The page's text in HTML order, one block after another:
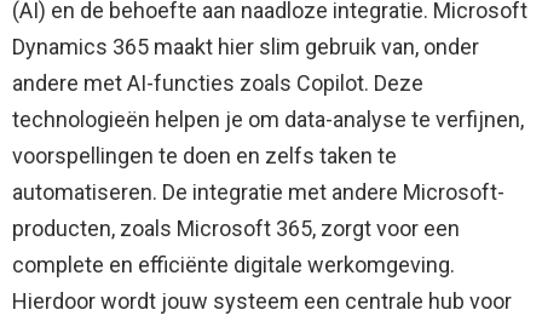
(AI) en de behoefte aan naadloze integratie. Microsoft
Dynamics 365 maakt hier slim gebruik van, onder
andere met AI-functies zoals Copilot. Deze
technologieën helpen je om data-analyse te verfijnen,
voorspellingen te doen en zelfs taken te
automatiseren. De integratie met andere Microsoft-
producten, zoals Microsoft 365, zorgt voor een
complete en efficiënte digitale werkomgeving.
Hierdoor wordt jouw systeem een centrale hub voor